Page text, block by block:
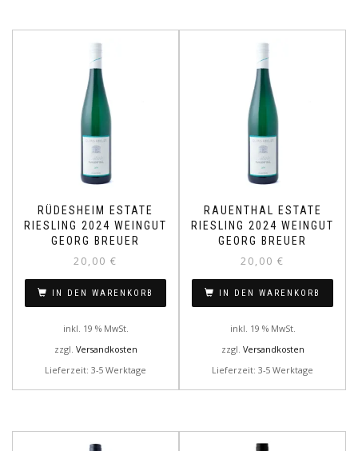
RÜDESHEIM ESTATE
RIESLING 2024 WEINGUT
GEORG BREUER
20,00 €
IN DEN WARENKORB
inkl. 19 % MwSt.
zzgl. Versandkosten
Lieferzeit: 3-5 Werktage
RAUENTHAL ESTATE
RIESLING 2024 WEINGUT
GEORG BREUER
20,00 €
IN DEN WARENKORB
inkl. 19 % MwSt.
zzgl. Versandkosten
Lieferzeit: 3-5 Werktage